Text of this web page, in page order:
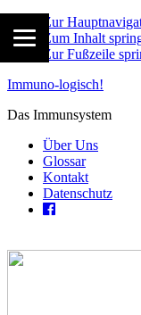
Zur
Zum Inhalt
Zur Fußzeile
Immuno-logisch!
Das Immunsystem
Über Uns
Glossar
Kontakt
Datenschutz